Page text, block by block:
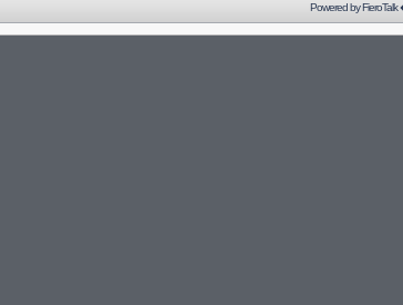
Powered byFieroTalk